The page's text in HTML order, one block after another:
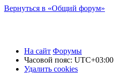
Вернуться в «Общий форум»
На сайт Форумы
Часовой пояс: UTC+03:00
Удалить cookies